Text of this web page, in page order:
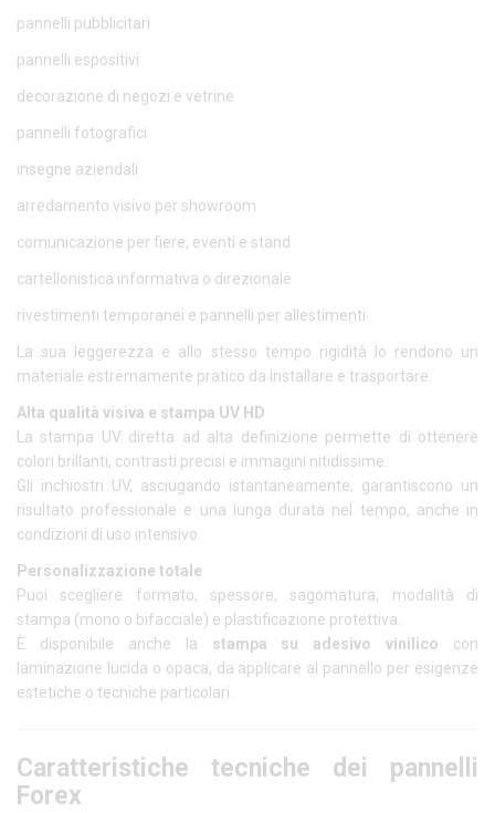
pannelli pubblicitari
pannelli espositivi
decorazione di negozi e vetrine
pannelli fotografici
insegne aziendali
arredamento visivo per showroom
comunicazione per fiere, eventi e stand
cartellonistica informativa o direzionale
rivestimenti temporanei e pannelli per allestimenti
La sua leggerezza e allo stesso tempo rigidità lo rendono un
materiale estremamente pratico da installare e trasportare.
Alta qualità visiva e stampa UV HD
La stampa UV diretta ad alta definizione permette di ottenere
colori brillanti, contrasti precisi e immagini nitidissime.
Gli inchiostri UV, asciugando istantaneamente, garantiscono un
risultato professionale e una lunga durata nel tempo, anche in
condizioni di uso intensivo.
Personalizzazione totale
Puoi scegliere formato, spessore, sagomatura, modalità di
stampa (mono o bifacciale) e plastificazione protettiva.
È disponibile anche la stampa su adesivo vinilico con
laminazione lucida o opaca, da applicare al pannello per esigenze
estetiche o tecniche particolari.
Caratteristiche tecniche dei pannelli
Forex